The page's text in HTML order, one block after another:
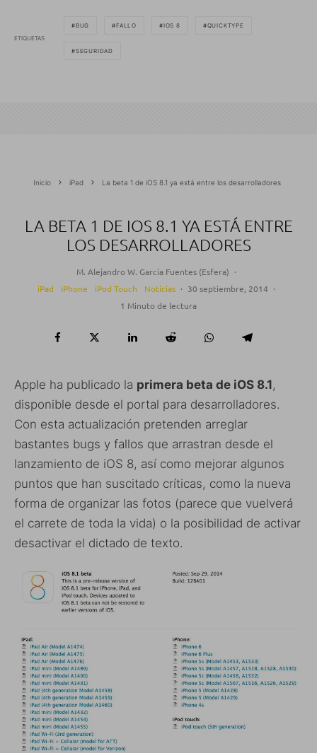
ETIQUETAS
BUG FALLO IOS 8 QUICKTYPE
SEGURIDAD
Inicio iPad La beta 1 de iOS 8.1 ya está entre los desarrolladores
LA BETA 1 DE IOS 8.1 YA ESTÁ ENTRE
LOS DESARROLLADORES
M. Alejandro W. García Fuentes (Esfera) ·
iPad
iPhone iPod Touch Noticias · 30 septiembre, 2014 ·
1 Minuto de lectura
Apple ha publicado la primera beta de iOS 8.1,
disponible desde el portal para desarrolladores.
Con esta actualización pretenden arreglar
bastantes bugs y fallos que arrastran desde el
lanzamiento de iOS 8, así como mejorar algunos
puntos que han suscitado críticas, como la nueva
forma de organizar las fotos (parece que vuelverá
el carrete de toda la vida) o la posibilidad de activar
desactivar el dictado de texto.